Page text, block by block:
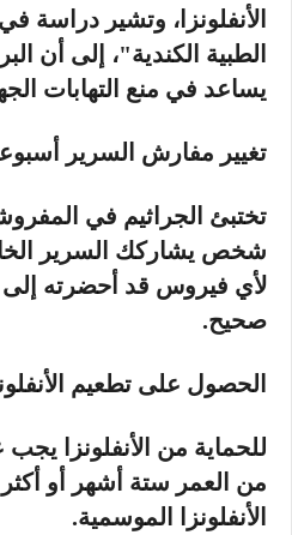
الأنفلونزا، وتشير دراسة
الطبية الكندية"، إلى أن
يساعد في منع التهابات
تغيير مفارش السرير
تختبئ الجراثيم في
شخص يشاركك السرير
لأي فيروس قد أحضرته
صحيح.
الحصول على تطعيم
للحماية من الأنفلونزا
من العمر ستة أشهر أو
الأنفلونزا الموسمية.